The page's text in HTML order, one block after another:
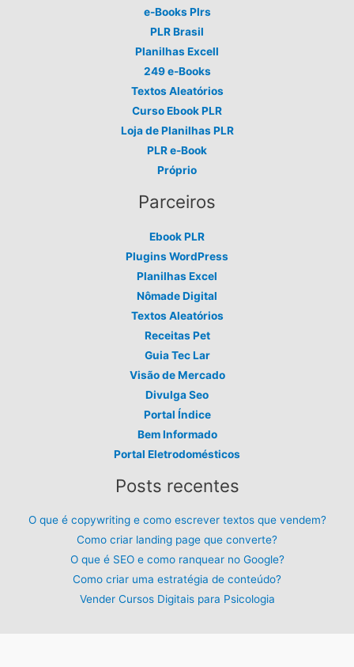
e-Books Plrs
PLR Brasil
Planilhas Excell
249 e-Books
Textos Aleatórios
Curso Ebook PLR
Loja de Planilhas PLR
PLR e-Book
Próprio
Parceiros
Ebook PLR
Plugins WordPress
Planilhas Excel
Nômade Digital
Textos Aleatórios
Receitas Pet
Guia Tec Lar
Visão de Mercado
Divulga Seo
Portal Índice
Bem Informado
Portal Eletrodomésticos
Posts recentes
O que é copywriting e como escrever textos que vendem?
Como criar landing page que converte?
O que é SEO e como ranquear no Google?
Como criar uma estratégia de conteúdo?
Vender Cursos Digitais para Psicologia